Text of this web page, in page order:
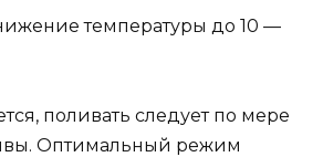
температуры до 10 —
поливать следует по мере
Оптимальный режим